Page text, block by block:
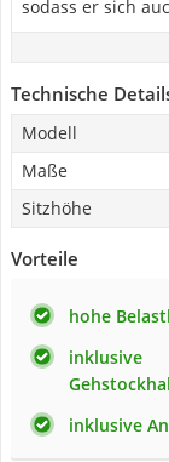
sodass er sich
Technische
Modell
Maße
Sitzhöhe
Vorteile
hohe
inklusive
inklusive